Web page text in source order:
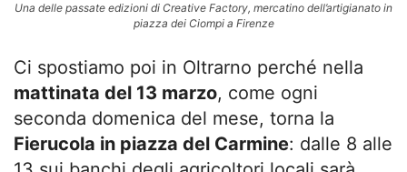
Una delle passate edizioni di Creative Factory, mercatino dell’artigianato in
piazza dei Ciompi a Firenze
Ci spostiamo poi in Oltrarno perché nella
mattinata del 13 marzo, come ogni
seconda domenica del mese, torna la
Fierucola in piazza del Carmine: dalle 8 alle